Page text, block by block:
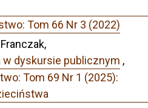
Tom 66 Nr 3 (2022)
w dyskursie publicznym ,
Tom 69 Nr 1 (2025):